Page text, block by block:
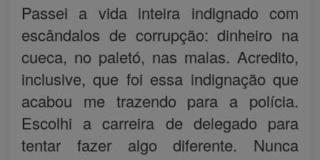
Passei a vida inteira indignado com
escândalos de corrupção: dinheiro na
cueca, no paletó, nas malas. Acredito,
inclusive, que foi essa indignação que
acabou me trazendo para a polícia.
Escolhi a carreira de delegado para
tentar fazer algo diferente. Nunca